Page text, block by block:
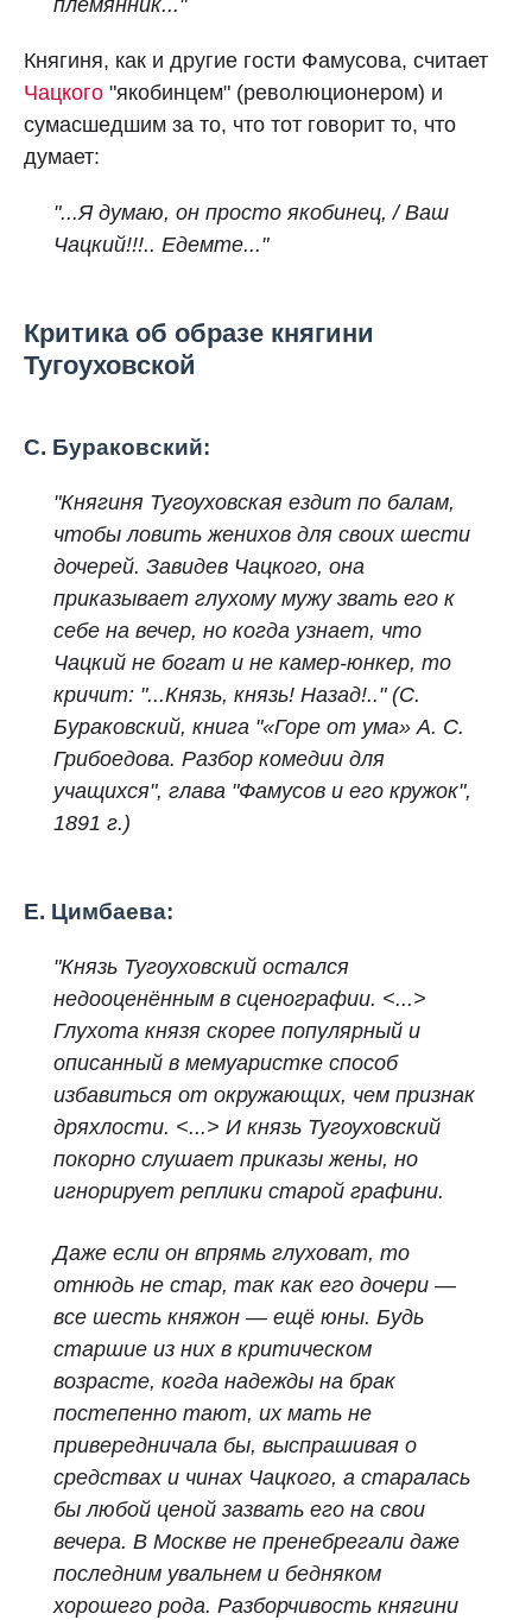
племянник..."
Княгиня, как и другие гости Фамусова, считает
Чацкого "якобинцем" (рeволюционером) и
сумасшедшим за то, что тот говорит то, что
думает:
"...Я думаю, он просто якобинец, / Ваш
Чацкий!!!.. Едемте..."
Критика об образе княгини
Тугоуховской
С. Бураковский:
"Княгиня Тугоуховская ездит по балам,
чтобы ловить женихов для своих шести
дочерей. Завидев Чацкого, она
приказывает глухому мужу звать его к
себе на вечер, но когда узнает, что
Чацкий не богат и не камер-юнкер, то
кричит: "...Князь, князь! Назад!.." (С.
Бураковский, книга "«Горе от ума» А. С.
Грибоедова. Разбор комедии для
учащихся", глава "Фамусов и его кружок",
1891 г.)
Е. Цимбаева:
"Князь Тугоуховский остался
недооценённым в сценографии. <...>
Глухота князя скорее популярный и
описанный в мемуаристке способ
избавиться от окружающих, чем признак
дряхлости. <...> И князь Тугоуховский
покорно слушает приказы жены, но
игнорирует реплики старой графини.
Даже если он впрямь глуховат, то
отнюдь не стар, так как его дочери —
все шесть княжон — ещё юны. Будь
старшие из них в критическом
возрасте, когда надежды на брак
постепенно тают, их мать не
привередничала бы, выспрашивая о
средствах и чинах Чацкого, а старалась
бы любой ценой зазвать его на свои
вечера. В Москве не пренебрегали даже
последним увальнем и бедняком
хорошего рода. Разборчивость княгини